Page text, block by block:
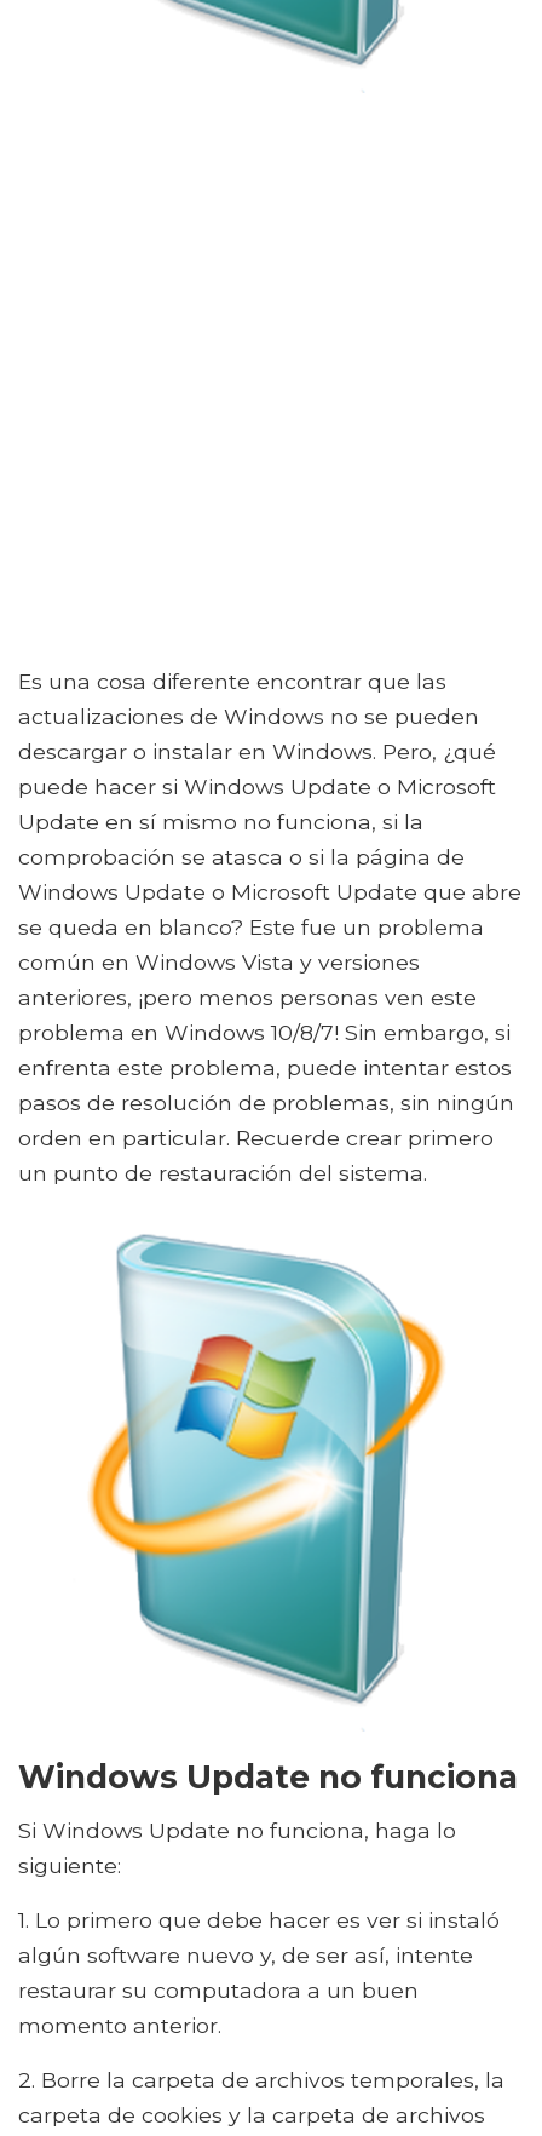
Es una cosa diferente encontrar que las
actualizaciones de Windows no se pueden
descargar o instalar en Windows. Pero, ¿qué
puede hacer si Windows Update o Microsoft
Update en sí mismo no funciona, si la
comprobación se atasca o si la página de
Windows Update o Microsoft Update que abre
se queda en blanco? Este fue un problema
común en Windows Vista y versiones
anteriores, ¡pero menos personas ven este
problema en Windows 10/8/7! Sin embargo, si
enfrenta este problema, puede intentar estos
pasos de resolución de problemas, sin ningún
orden en particular. Recuerde crear primero
un punto de restauración del sistema.
Windows Update no funciona
Si Windows Update no funciona, haga lo
siguiente:
1. Lo primero que debe hacer es ver si instaló
algún software nuevo y, de ser así, intente
restaurar su computadora a un buen
momento anterior.
2. Borre la carpeta de archivos temporales, la
carpeta de cookies y la carpeta de archivos